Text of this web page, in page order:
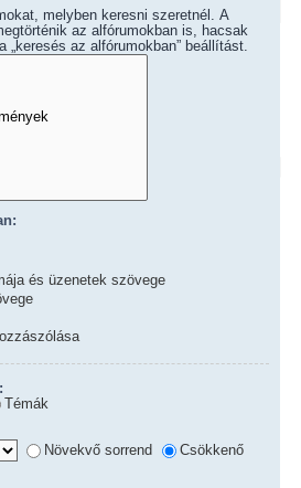
melyben keresni szeretnél. A
az alfórumokban is, hacsak
„keresés az alfórumokban” beállítást.
és üzenetek szövege
Témák
Növekvő sorrend
Csökkenő